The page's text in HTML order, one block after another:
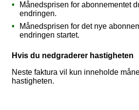
Månedsprisen for abonnementet
endringen.
Månedsprisen for det nye
endringen startet.
Hvis du nedgraderer hastigheten
Neste faktura vil kun inneholde
hastigheten.